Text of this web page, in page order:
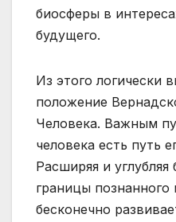
биосферы в
будущего.
Из этого логически
положение
Человека. Важным
человека есть путь
Расширяя и углубляя
границы
бесконечно